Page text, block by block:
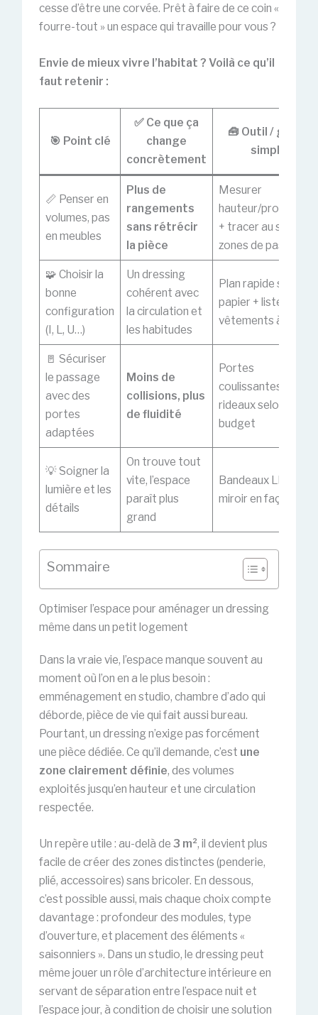
cesse d’être une corvée. Prêt à faire de ce coin «
fourre-tout » un espace qui travaille pour vous ?
Envie de mieux vivre l’habitat ? Voilà ce qu’il
faut retenir :
🎯 Point clé
✅ Ce que ça
change
concrètement
🧰 Outil / geste
simple
📏 Penser en
volumes, pas
en meubles
Plus de
rangements
sans rétrécir
la pièce
Mesurer
hauteur/profondeur
+ tracer au sol les
zones de passage
🧩 Choisir la
bonne
configuration
(I, L, U…)
Un dressing
cohérent avec
la circulation et
les habitudes
Plan rapide sur
papier + liste des
vêtements à ranger
🚪 Sécuriser
le passage
avec des
portes
adaptées
Moins de
collisions, plus
de fluidité
Portes
coulissantes ou
rideaux selon
budget
💡 Soigner la
lumière et les
détails
On trouve tout
vite, l’espace
paraît plus
grand
Bandeaux LED +
miroir en façade
Sommaire
Optimiser l’espace pour aménager un dressing
même dans un petit logement
Dans la vraie vie, l’espace manque souvent au
moment où l’on en a le plus besoin :
emménagement en studio, chambre d’ado qui
déborde, pièce de vie qui fait aussi bureau.
Pourtant, un dressing n’exige pas forcément
une pièce dédiée. Ce qu’il demande, c’est une
zone clairement définie, des volumes
exploités jusqu’en hauteur et une circulation
respectée.
Un repère utile : au-delà de 3 m², il devient plus
facile de créer des zones distinctes (penderie,
plié, accessoires) sans bricoler. En dessous,
c’est possible aussi, mais chaque choix compte
davantage : profondeur des modules, type
d’ouverture, et placement des éléments «
saisonniers ». Dans un studio, le dressing peut
même jouer un rôle d’architecture intérieure en
servant de séparation entre l’espace nuit et
l’espace jour, à condition de choisir une solution